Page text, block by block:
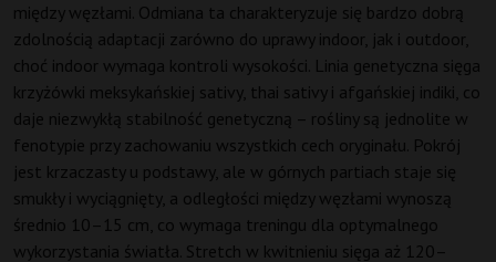
między węzłami. Odmiana ta charakteryzuje się bardzo dobrą
zdolnością adaptacji zarówno do uprawy indoor, jak i outdoor,
choć indoor wymaga kontroli wysokości. Linia genetyczna sięga
krzyżówki meksykańskiej sativy, thai sativy i afgańskiej indiki, co
daje niezwykłą stabilność genetyczną – rośliny są jednolite w
fenotypie przy zachowaniu wszystkich cech oryginału. Pokrój
jest krzaczasty u podstawy, ale w górnych partiach staje się
smukły i wyciągnięty, a odległości między węzłami wynoszą
średnio 10–15 cm, co wymaga treningu dla optymalnego
wykorzystania światła. Stretch w kwitnieniu sięga aż 120–